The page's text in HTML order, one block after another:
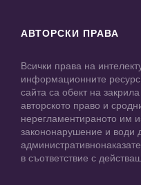
АВТОРСКИ ПРАВА
Всички права на
информационните
сайта са обект на
авторското право и
нерегламентираното им
закононарушение и води
в съответствие с